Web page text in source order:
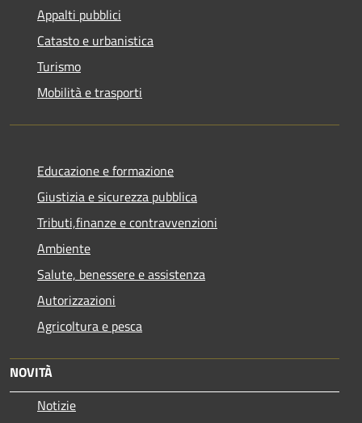
Appalti pubblici
Catasto e urbanistica
Turismo
Mobilità e trasporti
Educazione e formazione
Giustizia e sicurezza pubblica
Tributi,finanze e contravvenzioni
Ambiente
Salute, benessere e assistenza
Autorizzazioni
Agricoltura e pesca
NOVITÀ
Notizie